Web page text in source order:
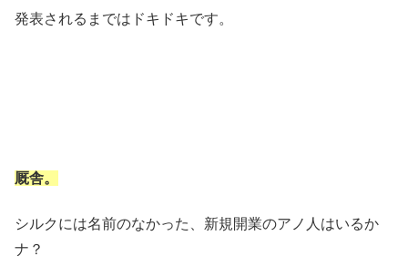
発表されるまではドキドキです。
厩舎。
シルクには名前のなかった、新規開業のアノ人はいるか
ナ？